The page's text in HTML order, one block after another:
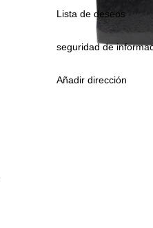
Lista de deseos
seguridad de
Añadir dirección